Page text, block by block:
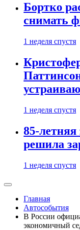
Бортко
снимать
1 неделя спустя
1 неделя спустя
85-
решила
1 неделя спустя
Главная
Автособытия
В России
экономичный